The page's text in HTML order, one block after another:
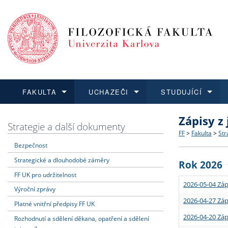
FAKULTA
Dozvědět se více
Struktura
Strategie
Podpora
UCHAZEČI
Podat přihlášku
Co
Učitelské
STUDUJÍCÍ
Dozvědět se více
Rigorózní
Dozvědět se více
O vědě a
Granty a
Dozvědět se více
Aktuální
Strategie a další dokumenty
Bezpečnost
Strategické a dlouhodobé záměry
FF UK pro udržitelnost
Výroční zprávy
Platné vnitřní předpisy FF UK
Rozhodnutí a sdělení děkana, opatření a sdělení
Zápisy
FF > Fakulta >
Rok 2026
2026-05-04
2026-04-27
2026-04-20